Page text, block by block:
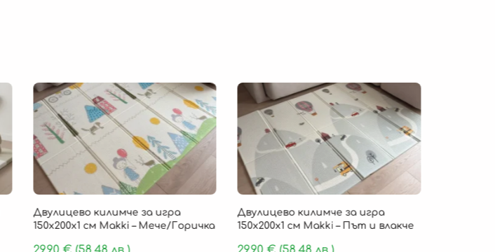
Двулицево килимче за игра
150х200х1 см Makki – Мече/Горичка
Двулицево килимче за игра
150х200х1 см Makki – Път и влакче